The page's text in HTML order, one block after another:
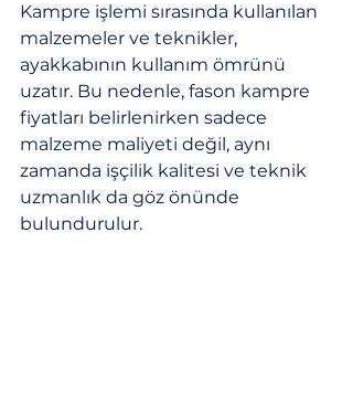
Kampre işlemi sırasında kullanılan
malzemeler ve teknikler,
ayakkabının kullanım ömrünü
uzatır. Bu nedenle, fason kampre
fiyatları belirlenirken sadece
malzeme maliyeti değil, aynı
zamanda işçilik kalitesi ve teknik
uzmanlık da göz önünde
bulundurulur.